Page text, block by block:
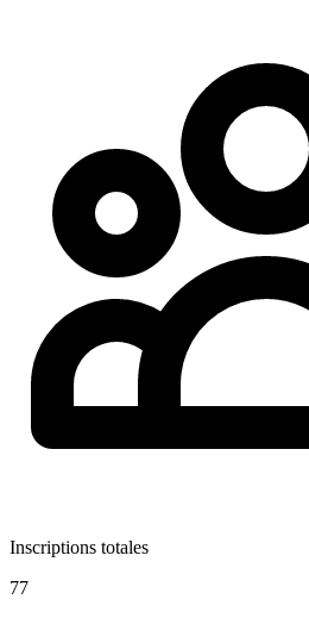
Inscriptions totales
77